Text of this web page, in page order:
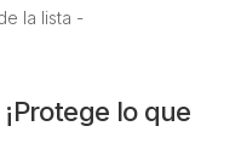
la lista -
lo que